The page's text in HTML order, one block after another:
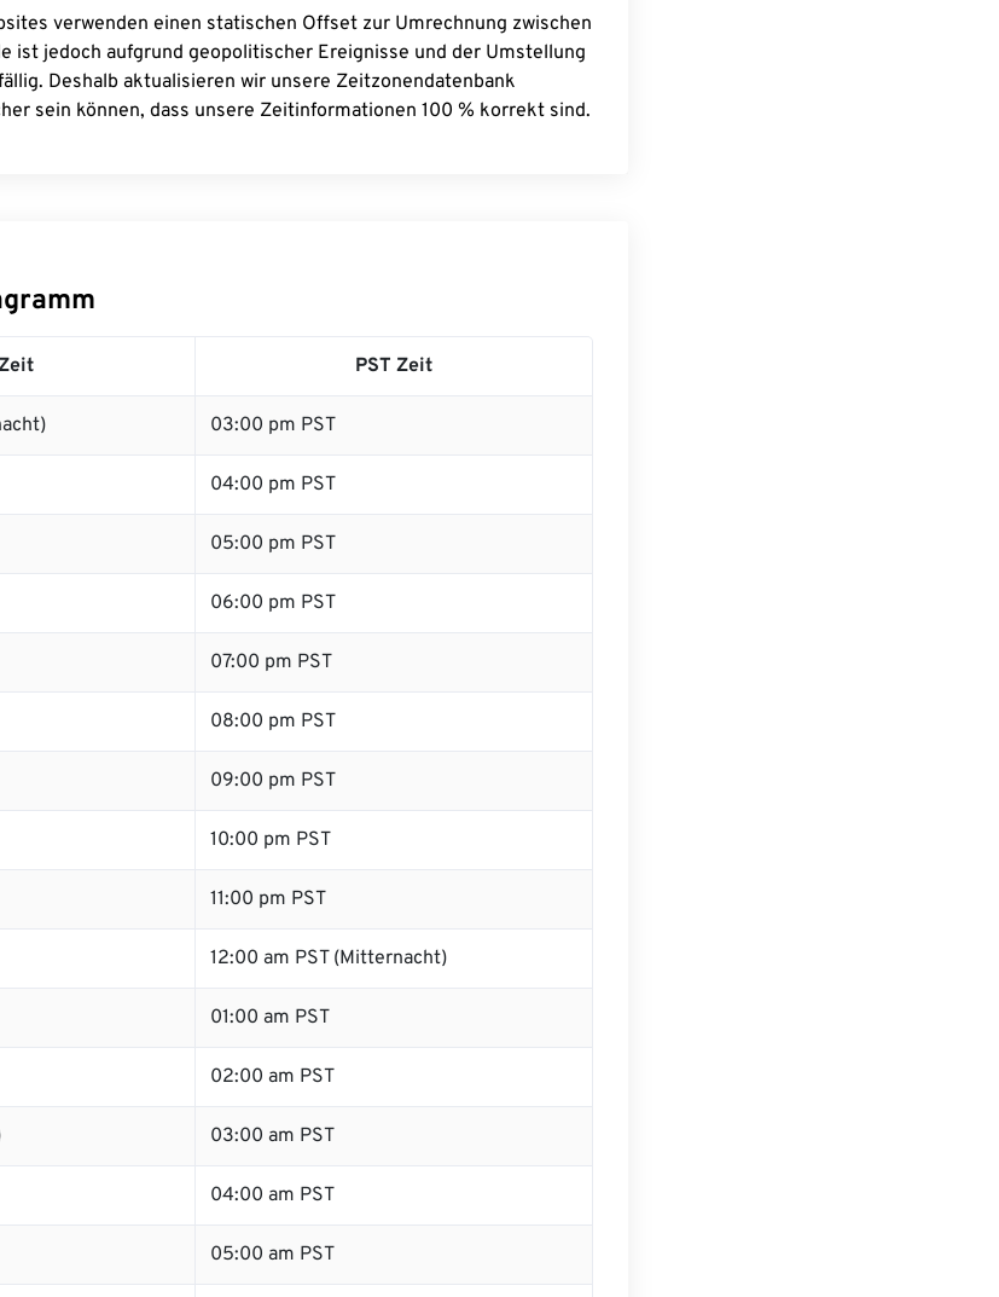
verwenden einen statischen Offset zur Umrechnung zwischen
ist jedoch aufgrund geopolitischer Ereignisse und der Umstellung
Deshalb aktualisieren wir unsere Zeitzonendatenbank
sein können, dass unsere Zeitinformationen 100 % korrekt sind.
PST Zeit
03:00 pm PST
04:00 pm PST
05:00 pm PST
06:00 pm PST
07:00 pm PST
08:00 pm PST
09:00 pm PST
10:00 pm PST
11:00 pm PST
12:00 am PST (Mitternacht)
01:00 am PST
02:00 am PST
03:00 am PST
04:00 am PST
05:00 am PST